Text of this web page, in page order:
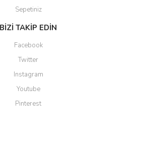
Sepetiniz
BİZİ TAKİP EDİN
Facebook
Twitter
Instagram
Youtube
Pinterest